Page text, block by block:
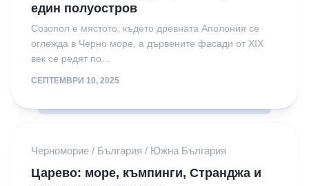
един полуостров
Созопол е мястото, където древната Аполония се
оглежда в Черно море, а дървените фасади от XIX
век се редят по...
СЕПТЕМВРИ 10, 2025
Черноморие / България / Южна България
Царево: море, къмпинги, Странджа и